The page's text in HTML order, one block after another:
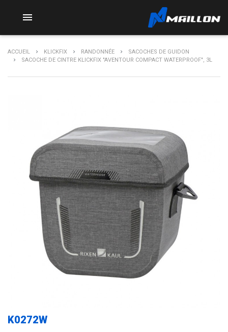

ACCUEIL KLICKFIX RANDONNÉE
SACOCHES DE GUIDON
SACOCHE DE CINTRE KLICKFIX "AVENTOUR COMPACT WATERPROOF", 3L
K0272W